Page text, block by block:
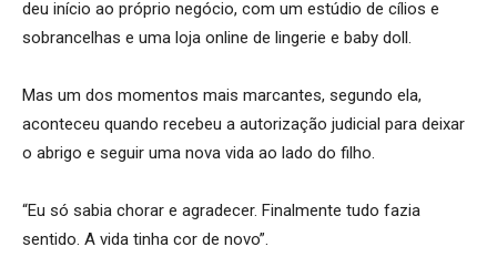
deu início ao próprio negócio, com um estúdio de cílios e
sobrancelhas e uma loja online de lingerie e baby doll.
Mas um dos momentos mais marcantes, segundo ela,
aconteceu quando recebeu a autorização judicial para deixar
o abrigo e seguir uma nova vida ao lado do filho.
“Eu só sabia chorar e agradecer. Finalmente tudo fazia
sentido. A vida tinha cor de novo”.